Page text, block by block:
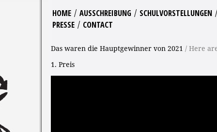
HOME / AUSSCHREIBUNG / SCHULVORSTELLUNGEN /
PRESSE / CONTACT
Das waren die Hauptgewinner von 2021 / Here
1. Preis